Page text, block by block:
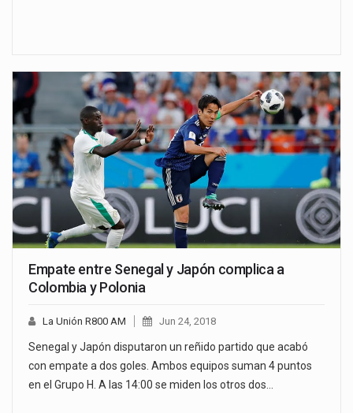
Empate entre Senegal y Japón complica a
Colombia y Polonia
La Unión R800 AM Jun 24, 2018
Senegal y Japón disputaron un reñido partido que acabó
con empate a dos goles. Ambos equipos suman 4 puntos
en el Grupo H. A las 14:00 se miden los otros dos…